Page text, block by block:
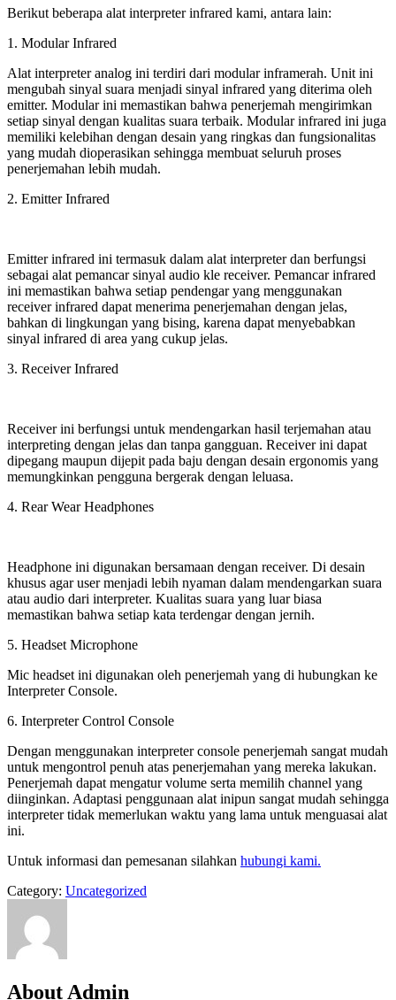
Berikut beberapa alat interpreter infrared kami, antara lain:
1. Modular Infrared
Alat interpreter analog ini terdiri dari modular inframerah. Unit ini
mengubah sinyal suara menjadi sinyal infrared yang diterima oleh
emitter. Modular ini memastikan bahwa penerjemah mengirimkan
setiap sinyal dengan kualitas suara terbaik. Modular infrared ini juga
memiliki kelebihan dengan desain yang ringkas dan fungsionalitas
yang mudah dioperasikan sehingga membuat seluruh proses
penerjemahan lebih mudah.
2. Emitter Infrared
Emitter infrared ini termasuk dalam alat interpreter dan berfungsi
sebagai alat pemancar sinyal audio kle receiver. Pemancar infrared
ini memastikan bahwa setiap pendengar yang menggunakan
receiver infrared dapat menerima penerjemahan dengan jelas,
bahkan di lingkungan yang bising, karena dapat menyebabkan
sinyal infrared di area yang cukup jelas.
3. Receiver Infrared
Receiver ini berfungsi untuk mendengarkan hasil terjemahan atau
interpreting dengan jelas dan tanpa gangguan. Receiver ini dapat
dipegang maupun dijepit pada baju dengan desain ergonomis yang
memungkinkan pengguna bergerak dengan leluasa.
4. Rear Wear Headphones
Headphone ini digunakan bersamaan dengan receiver. Di desain
khusus agar user menjadi lebih nyaman dalam mendengarkan suara
atau audio dari interpreter. Kualitas suara yang luar biasa
memastikan bahwa setiap kata terdengar dengan jernih.
5. Headset Microphone
Mic headset ini digunakan oleh penerjemah yang di hubungkan ke
Interpreter Console.
6. Interpreter Control Console
Dengan menggunakan interpreter console penerjemah sangat mudah
untuk mengontrol penuh atas penerjemahan yang mereka lakukan.
Penerjemah dapat mengatur volume serta memilih channel yang
diinginkan. Adaptasi penggunaan alat inipun sangat mudah sehingga
interpreter tidak memerlukan waktu yang lama untuk menguasai alat
ini.
Untuk informasi dan pemesanan silahkan hubungi kami.
Category: Uncategorized
About Admin